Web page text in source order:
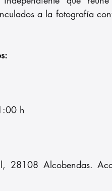
a la fotografía
h
28108 Alcobendas.